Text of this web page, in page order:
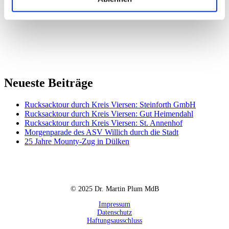
Neueste Beiträge
Rucksacktour durch Kreis Viersen: Steinforth GmbH
Rucksacktour durch Kreis Viersen: Gut Heimendahl
Rucksacktour durch Kreis Viersen: St. Annenhof
Morgenparade des ASV Willich durch die Stadt
25 Jahre Mounty-Zug in Dülken
© 2025 Dr. Martin Plum MdB
Impressum
Datenschutz
Haftungsausschluss